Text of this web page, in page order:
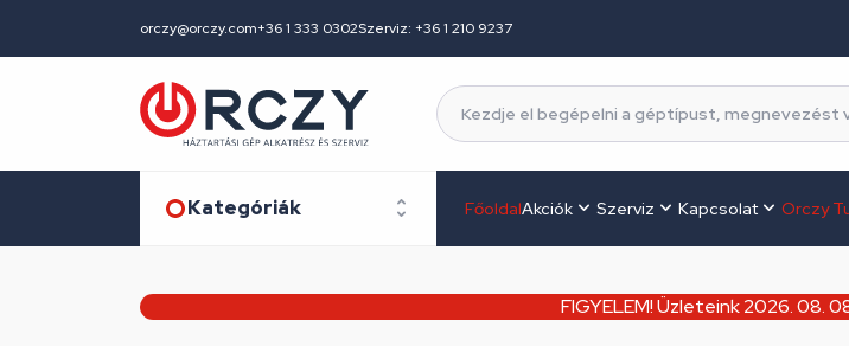
orczy@orczy.com+36 1 333 0302Szerviz: +36 1 210 9237
Kategóriák FőoldalAkciók Szerviz Kapcsolat Orczy
FIGYELEM! Üzleteink 2026. 08.